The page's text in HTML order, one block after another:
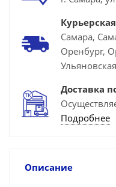
Самара,
Оренбург,
Доставка
Подробнее
Описание